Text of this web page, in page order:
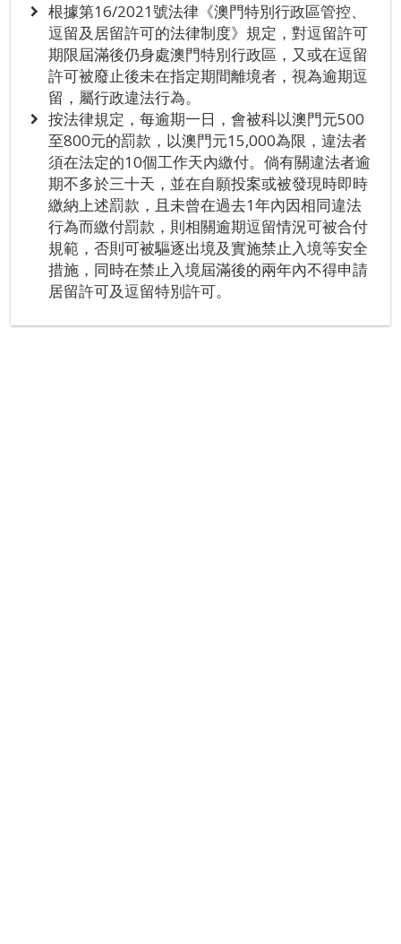
根據第16/2021號法律《澳門特別行政區管控、
逗留及居留許可的法律制度》規定，對逗留許可
期限屆滿後仍身處澳門特別行政區，又或在逗留
許可被廢止後未在指定期間離境者，視為逾期逗
留，屬行政違法行為。
按法律規定，每逾期一日，會被科以澳門元500
至800元的罰款，以澳門元15,000為限，違法者
須在法定的10個工作天內繳付。倘有關違法者逾
期不多於三十天，並在自願投案或被發現時即時
繳納上述罰款，且未曾在過去1年內因相同違法
行為而繳付罰款，則相關逾期逗留情況可被合付
規範，否則可被驅逐出境及實施禁止入境等安全
措施，同時在禁止入境屆滿後的兩年內不得申請
居留許可及逗留特別許可。